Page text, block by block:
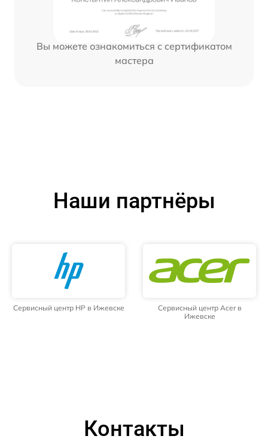
Вы можете ознакомиться с сертификатом
мастера
Наши партнёры
Сервисный центр HP в Ижевске
Сервисный центр Acer в
Ижевске
Контакты